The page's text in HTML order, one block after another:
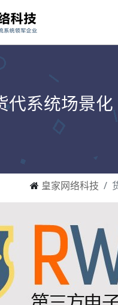
代系统场景化
皇家网络科技